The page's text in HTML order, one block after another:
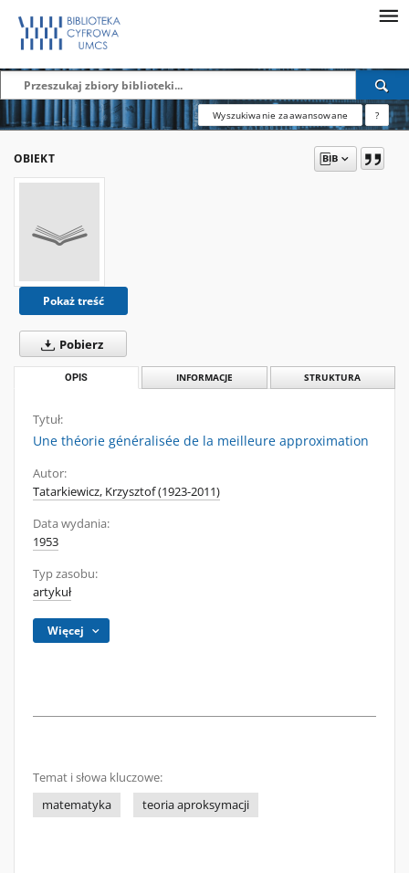
Wyszukiwanie zaawansowane ?
OBIEKT
Pokaż treść
Pobierz
OPIS INFORMACJE STRUKTURA
Tytuł:
Une théorie généralisée de la meilleure approximation
Autor:
Tatarkiewicz, Krzysztof (1923-2011)
Data wydania:
1953
Typ zasobu:
artykuł
Więcej
Temat i słowa kluczowe:
matematyka
teoria aproksymacji